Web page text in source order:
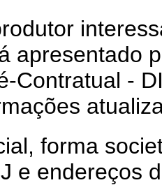
apresentado
Contratual -
forma
e endereços